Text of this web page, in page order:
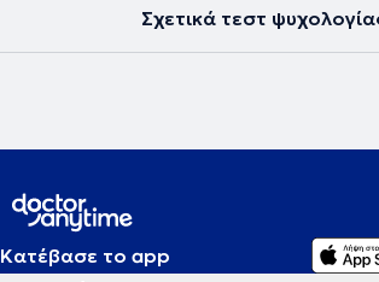
Σχετικά τεστ
Κατέβασε το app